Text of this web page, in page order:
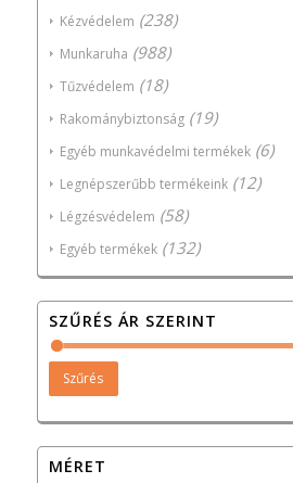
Kézvédelem (238)
Munkaruha (988)
Tűzvédelem (18)
Rakománybiztonság (19)
Egyéb munkavédelmi termékek (6)
Legnépszerűbb termékeink (12)
Légzésvédelem (58)
Egyéb termékek (132)
SZŰRÉS ÁR SZERINT
Szűrés
MÉRET